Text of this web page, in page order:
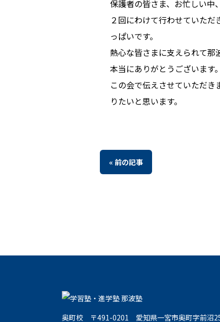
保護者の皆さま、お忙しい中
２回にわけて行わせていた
っぱいです。
熱心な皆さまに支えられて那
本当にありがとうございます。
この会で伝えさせていただ
りたいと思います。
« 前の記事
奥町校 〒491-0201 愛知県一宮市奥町字前沼